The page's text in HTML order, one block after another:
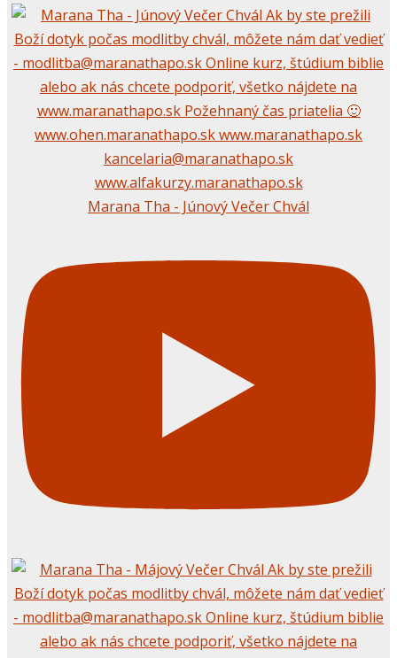
Marana Tha - Júnový Večer Chvál